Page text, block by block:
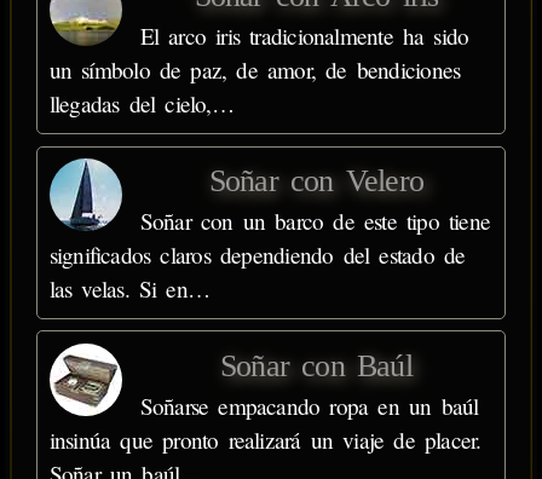
El arco iris tradicionalmente ha sido
un símbolo de paz, de amor, de bendiciones
llegadas del cielo,…
Soñar con Velero
Soñar con un barco de este tipo tiene
significados claros dependiendo del estado de
las velas. Si en…
Soñar con Baúl
Soñarse empacando ropa en un baúl
insinúa que pronto realizará un viaje de placer.